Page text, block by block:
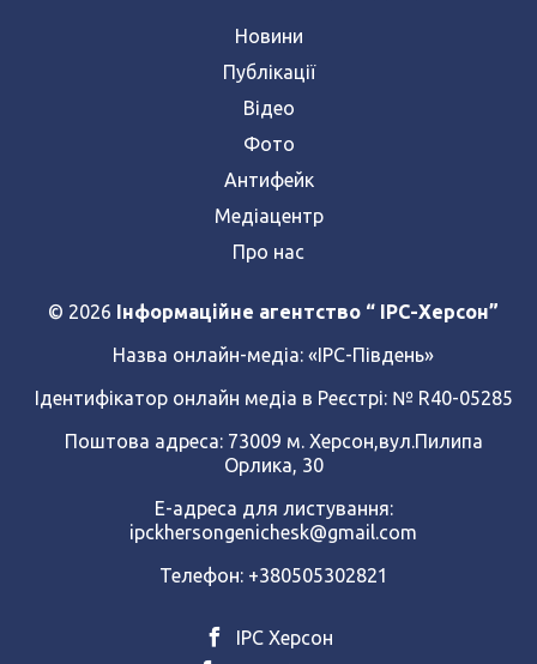
Новини
Публікації
Відео
Фото
Антифейк
Медіацентр
Про нас
© 2026 Інформаційне агентство “ IPC-Херсон”
Назва онлайн-медіа: «ІРС-Південь»
Ідентифікатор онлайн медіа в Реєстрі: № R40-05285
Поштова адреса: 73009 м. Херсон,вул.Пилипа
Орлика, 30
Е-адреса для листування:
ipckhersongenichesk@gmail.com
Телефон: +380505302821
ІРС Херсон